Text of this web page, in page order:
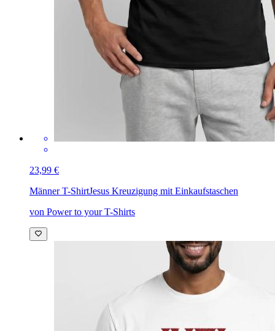
23,99 €
Männer T-ShirtJesus Kreuzigung mit Einkaufstaschen
von Power to your T-Shirts